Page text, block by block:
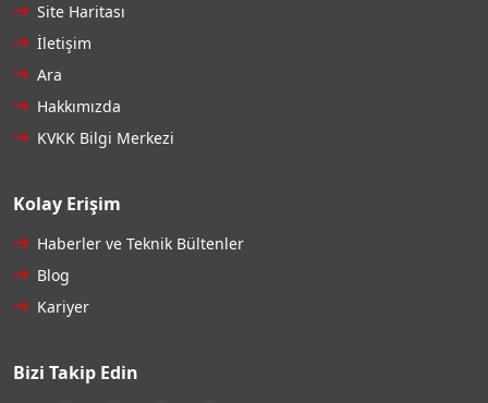
Site Haritası
İletişim
Ara
Hakkımızda
KVKK Bilgi Merkezi
Kolay Erişim
Haberler ve Teknik Bültenler
Blog
Kariyer
Bizi Takip Edin